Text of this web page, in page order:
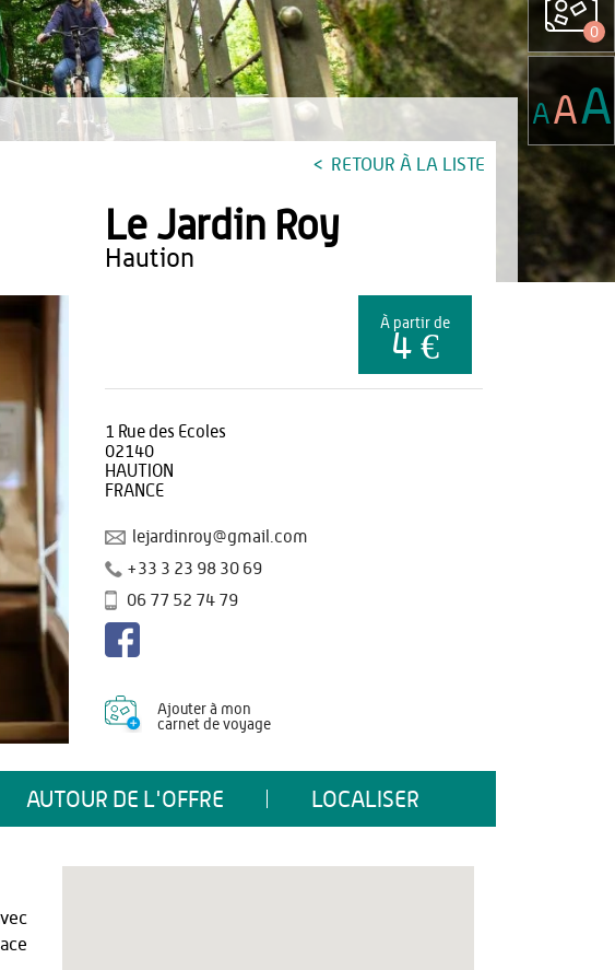
RETOUR À LA LISTE
Le Jardin Roy
haution
À partir de
4 €
1 Rue des Ecoles
02140
HAUTION
FRANCE
lejardinroy@gmail.com
+33 3 23 98 30 69
06 77 52 74 79
Ajouter à mon
carnet de voyage
AUTOUR DE L'OFFRE LOCALISER
0
AAA